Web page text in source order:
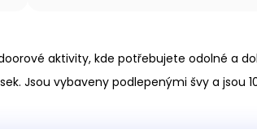
aktivity, kde potřebujete odolné a
Jsou vybaveny podlepenými švy a jsou